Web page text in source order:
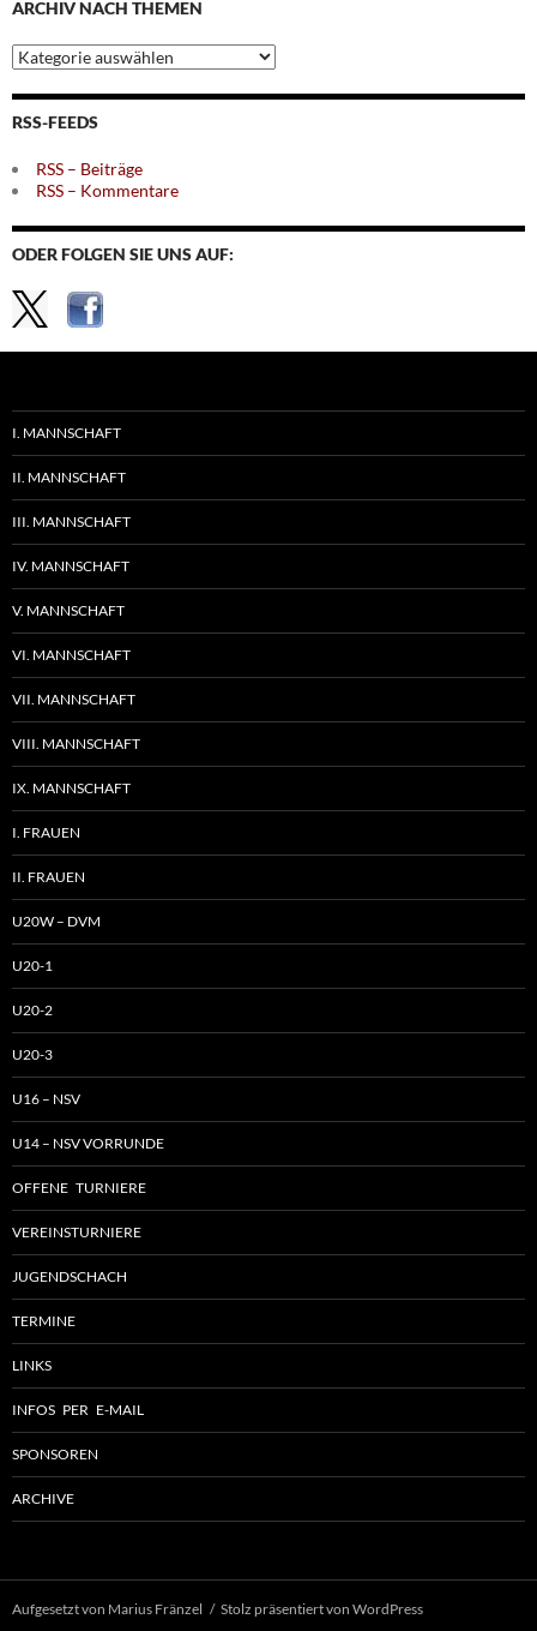
ARCHIV NACH THEMEN
Archiv
nach
Themen
RSS-FEEDS
RSS – Beiträge
RSS – Kommentare
ODER FOLGEN SIE UNS AUF:
I. MANNSCHAFT
II. MANNSCHAFT
III. MANNSCHAFT
IV. MANNSCHAFT
V. MANNSCHAFT
VI. MANNSCHAFT
VII. MANNSCHAFT
VIII. MANNSCHAFT
IX. MANNSCHAFT
I. FRAUEN
II. FRAUEN
U20W – DVM
U20-1
U20-2
U20-3
U16 – NSV
U14 – NSV VORRUNDE
OFFENE TURNIERE
VEREINSTURNIERE
JUGENDSCHACH
TERMINE
LINKS
INFOS PER E-MAIL
SPONSOREN
ARCHIVE
Aufgesetzt von Marius Fränzel Stolz präsentiert von WordPress